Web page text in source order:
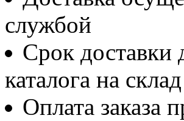
службой
Срок доставки
каталога на
Оплата заказа